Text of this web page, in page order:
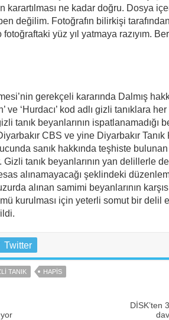
karartılması ne kadar doğru. Dosya
değilim. Fotoğrafın bilirkişi
yüz yıl yatmaya razıyım.
gerekçeli kararında Dalmış
ve ‘Hurdacı’ kod adlı gizli tanıklara
tanık beyanlarının ispatlanamadığı
CBS ve yine Diyarbakır
sanık hakkında teşhiste bulunan
Gizli tanık beyanlarının yan delillerle
alınamayacağı şeklindeki
alınan samimi beyanlarının
kurulması için yeterli somut bir delil
Twitter
TANIK HAPIS
DİSK’ten